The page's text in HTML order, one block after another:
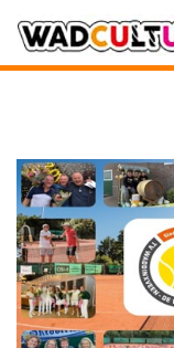
DEELNEMERS
DOE MEE
CONTACT
ORGANISATIE